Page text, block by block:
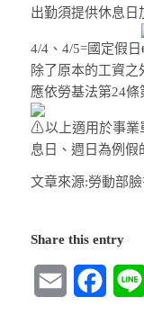
出勤須提供休息日
4/4、4/5=國定假日
除了原本的工資之
應依勞基法第24條
以上適用於事業
息日、週日為例假
文章來源:勞動部
Share this entry
Email